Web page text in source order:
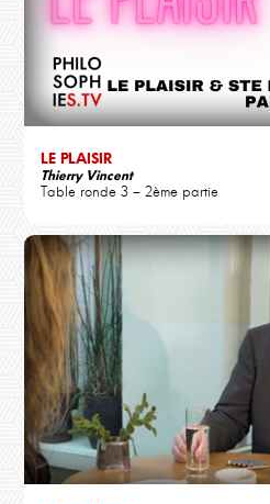
LE PLAISIR
Thierry Vincent
Table ronde 3 – 2ème partie